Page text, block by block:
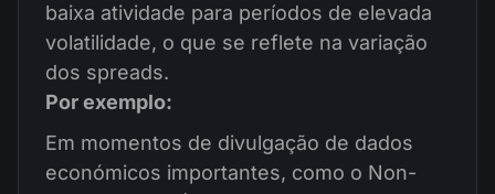
baixa atividade para períodos de elevada
volatilidade, o que se reflete na variação
dos spreads.
Por exemplo:
Em momentos de divulgação de dados
económicos importantes, como o Non-